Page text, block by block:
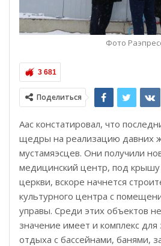
Фото
3 681
Поделиться
Аас констатировал, что
щедры на реализацию давних
мустамяэсцев. Они получили
медицинский центр, под
церкви, вскоре начнется
культурного центра с
управы. Среди этих объектов
значение имеет и комплекс для
отдыха с бассейнами, банями,